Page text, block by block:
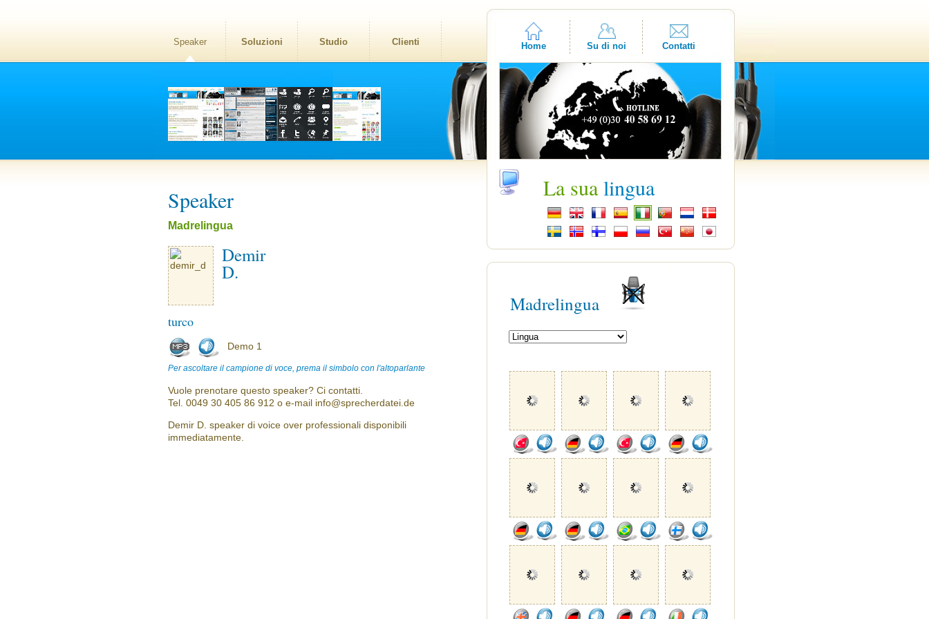
Speaker Soluzioni Studio Clienti Home Su di noi Contatti
Speaker
Madrelingua
Demir
D.
turco
Demo 1
Per ascoltare il campione di voce, prema il simbolo con l'altoparlante
Vuole prenotare questo speaker? Ci contatti.
Tel. 0049 30 405 86 912 o e-mail info@sprecherdatei.de
Demir D. speaker di voice over professionali disponibili
immediatamente.
La sualingua
Madrelingua